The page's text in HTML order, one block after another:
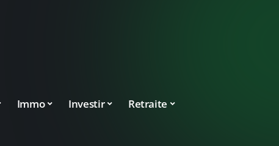
Immo Investir Retraite